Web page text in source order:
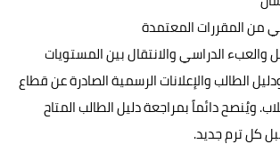
من المقررات المعتمدة
والعبء الدراسي والانتقال بين المستويات
الطالب والإعلانات الرسمية الصادرة عن قطاع
ويُنصح دائماً بمراجعة دليل الطالب المتاح
كل ترم جديد.